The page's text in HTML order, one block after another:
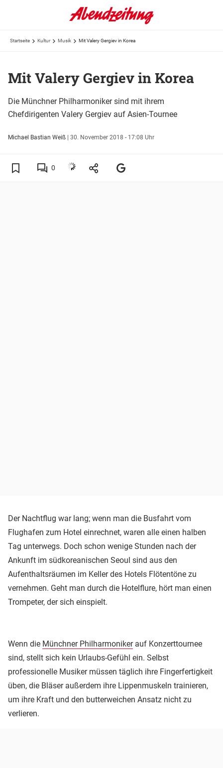
Startseite Kultur Musik Mit Valery Gergiev in Korea
Mit Valery Gergiev in Korea
Die Münchner Philharmoniker sind mit ihrem
Chefdirigenten Valery Gergiev auf Asien-Tournee
Michael Bastian Weiß | 30. November 2018 - 17:08 Uhr
0
Der Nachtflug war lang; wenn man die Busfahrt vom
Flughafen zum Hotel einrechnet, waren alle einen halben
Tag unterwegs. Doch schon wenige Stunden nach der
Ankunft im südkoreanischen Seoul sind aus den
Aufenthaltsräumen im Keller des Hotels Flötentöne zu
vernehmen. Geht man durch die Hotelflure, hört man einen
Trompeter, der sich einspielt.
Wenn die Münchner Philharmonikerauf Konzerttournee
sind, stellt sich kein Urlaubs-Gefühl ein. Selbst
professionelle Musiker müssen täglich ihre Fingerfertigkeit
üben, die Bläser außerdem ihre Lippenmuskeln trainieren,
um ihre Kraft und den butterweichen Ansatz nicht zu
verlieren.